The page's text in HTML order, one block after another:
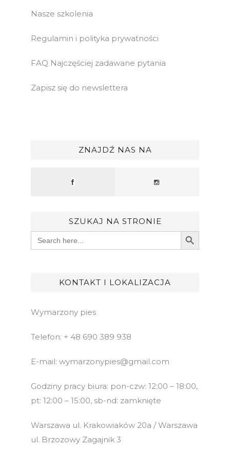
Nasze szkolenia
Regulamin i polityka prywatności
FAQ Najczęściej zadawane pytania
Zapisz się do newslettera
ZNAJDŹ NAS NA
SZUKAJ NA STRONIE
Search
for:
Search Button
KONTAKT I LOKALIZACJA
Wymarzony pies
Telefon: + 48 690 389 938
E-mail: wymarzonypies@gmail.com
Godziny pracy biura: pon-czw: 12:00 – 18:00,
pt: 12:00 – 15:00, sb-nd: zamknięte
Warszawa ul. Krakowiaków 20a / Warszawa
ul. Brzozowy Zagajnik 3